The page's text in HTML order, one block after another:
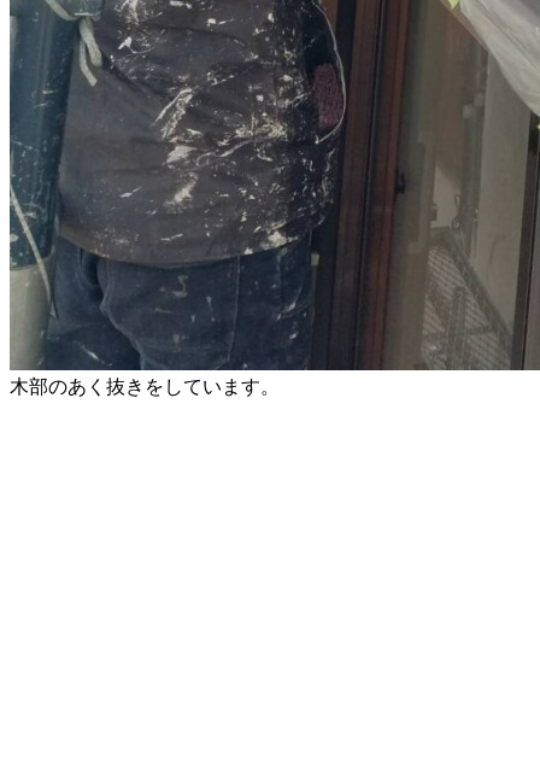
木部のあく抜きをしています。